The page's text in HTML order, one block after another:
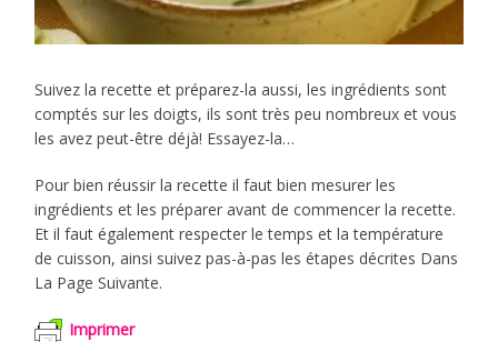
Suivez la recette et préparez-la aussi, les ingrédients sont
comptés sur les doigts, ils sont très peu nombreux et vous
les avez peut-être déjà! Essayez-la…
Pour bien réussir la recette il faut bien mesurer les
ingrédients et les préparer avant de commencer la recette.
Et il faut également respecter le temps et la température
de cuisson, ainsi suivez pas-à-pas les étapes décrites Dans
La Page Suivante.
Imprimer